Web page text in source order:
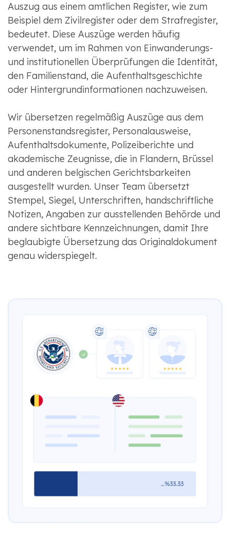
Auszug aus einem amtlichen Register, wie zum
Beispiel dem Zivilregister oder dem Strafregister,
bedeutet. Diese Auszüge werden häufig
verwendet, um im Rahmen von Einwanderungs-
und institutionellen Überprüfungen die Identität,
den Familienstand, die Aufenthaltsgeschichte
oder Hintergrundinformationen nachzuweisen.
Wir übersetzen regelmäßig Auszüge aus dem
Personenstandsregister, Personalausweise,
Aufenthaltsdokumente, Polizeiberichte und
akademische Zeugnisse, die in Flandern, Brüssel
und anderen belgischen Gerichtsbarkeiten
ausgestellt wurden. Unser Team übersetzt
Stempel, Siegel, Unterschriften, handschriftliche
Notizen, Angaben zur ausstellenden Behörde und
andere sichtbare Kennzeichnungen, damit Ihre
beglaubigte Übersetzung das Originaldokument
genau widerspiegelt.